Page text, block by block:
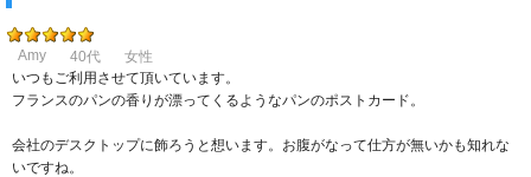
Amy 40代
女性
いつもご利用させて頂いています。
フランスのパンの香りが漂ってくるようなパンのポストカード。
会社のデスクトップに飾ろうと想います。お腹がなって仕方が無いかも知れな
いですね。